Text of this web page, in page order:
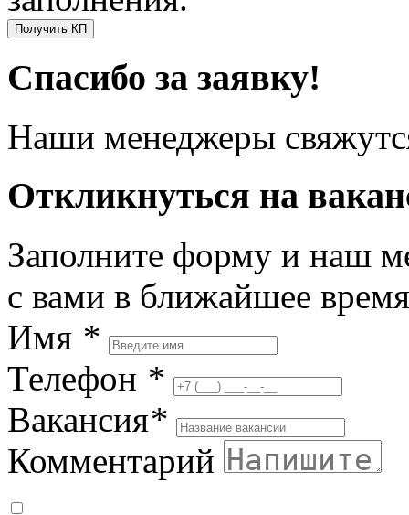
Получить КП
Спасибо за заявку!
Наши менеджеры
Откликнуться на
Заполните форму и наш
с вами в ближайшее время
Имя *
Телефон *
Вакансия*
Комментарий